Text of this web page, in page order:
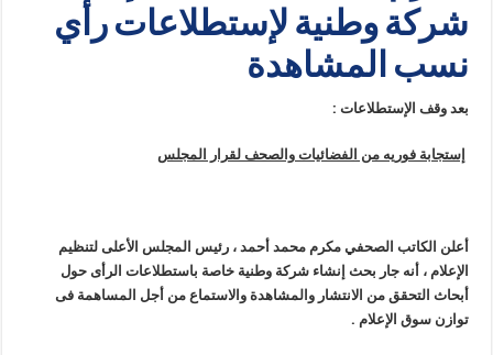
شركة وطنية لإستطلاعات رأي
نسب المشاهدة
بعد وقف الإستطلاعات :
إستجابة فوريه من الفضائيات والصحف لقرار المجلس
أعلن الكاتب الصحفي مكرم محمد أحمد ، رئيس المجلس الأعلى لتنظيم
الإعلام ، أنه جار بحث إنشاء شركة وطنية خاصة باستطلاعات الرأى حول
أبحاث التحقق من الانتشار والمشاهدة والاستماع من أجل المساهمة فى
توازن سوق الإعلام .